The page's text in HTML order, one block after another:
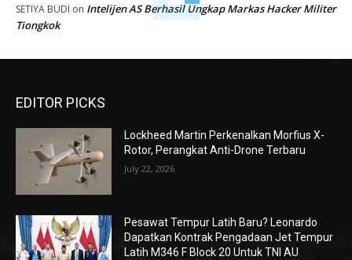
SETIYA BUDI on Intelijen AS Berhasil Ungkap Markas Hacker Militer
Tiongkok
EDITOR PICKS
Lockheed Martin Perkenalkan Morfius X-
Rotor, Perangkat Anti-Drone Terbaru
July 22, 2026
Pesawat Tempur Latih Baru? Leonardo
Dapatkan Kontrak Pengadaan Jet Tempur
Latih M346 F Block 20 Untuk TNI AU